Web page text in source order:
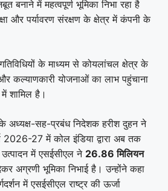
बनाने में महत्वपूर्ण भूमिका निभा रहा है
और पर्यावरण संरक्षण के क्षेत्र में कंपनी के
के माध्यम से कोयलांचल क्षेत्र के
कल्याणकारी योजनाओं का लाभ पहुंचाना
शामिल है।
अध्यक्ष-सह-प्रबंध निदेशक हरीश दुहन ने
2026-27 में कोल इंडिया द्वारा अब तक
में एसईसीएल ने 26.86 मिलियन
अग्रणी भूमिका निभाई है। उन्होंने कहा
में एसईसीएल राष्ट्र की ऊर्जा